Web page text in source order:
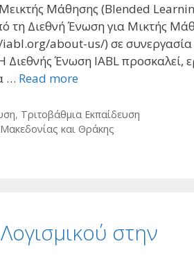
Μάθησης (Blended
τη Διεθνή Ένωση για Μικτής
about-us/) σε συνεργασία
Ένωση IABL προσκαλεί,
… Read more
, Τριτοβάθμια Εκπαίδευση
και Θράκης
στην